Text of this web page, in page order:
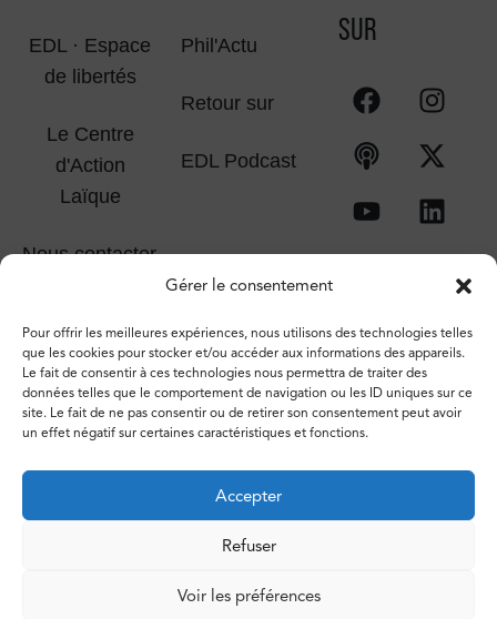
Gérer le consentement
Pour offrir les meilleures expériences, nous utilisons des technologies telles
que les cookies pour stocker et/ou accéder aux informations des appareils.
Le fait de consentir à ces technologies nous permettra de traiter des
données telles que le comportement de navigation ou les ID uniques sur ce
site. Le fait de ne pas consentir ou de retirer son consentement peut avoir
un effet négatif sur certaines caractéristiques et fonctions.
Accepter
Refuser
Voir les préférences
EDL · Espace
de libertés
Le Centre
d'Action
Laïque
Nous contacter
Phil'Actu
Retour sur
EDL Podcast
SUR
Vie privée Politique de cookies